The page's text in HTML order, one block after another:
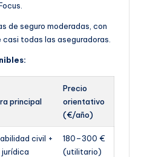
de seguro moderadas, con
todas las aseguradoras.
principal
Precio
orientativo
(€/año)
civil +
180–300 €
(utilitario)